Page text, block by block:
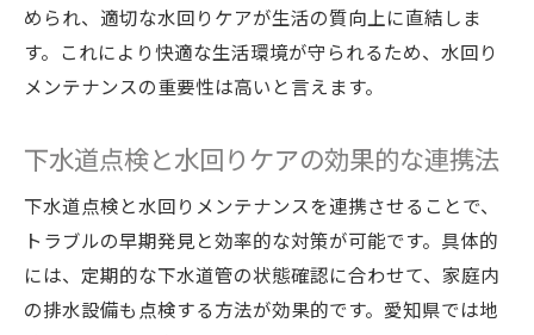
下水道計画を活かした水回り管理の実践例
められ、適切な水回りケアが生活の質向上に直結しま
す。これにより快適な生活環境が守られるため、水回り
メンテナンスの重要性は高いと言えます。
下水道点検と水回りケアの効果的な連携法
下水道点検と水回りメンテナンスを連携させることで、
トラブルの早期発見と効率的な対策が可能です。具体的
には、定期的な下水道管の状態確認に合わせて、家庭内
の排水設備も点検する方法が効果的です。愛知県では地